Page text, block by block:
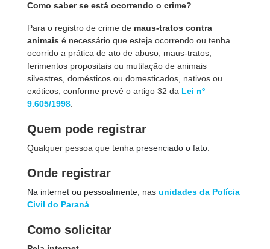
Como saber se está ocorrendo o crime?
Para o registro de crime de maus-tratos contra
animais é necessário que esteja ocorrendo ou tenha
ocorrido a prática de ato de abuso, maus-tratos,
ferimentos propositais ou mutilação de animais
silvestres, domésticos ou domesticados, nativos ou
exóticos, conforme prevê o artigo 32 da Lei nº
9.605/1998
Quem pode registrar
Qualquer pessoa que tenha presenciado o fato.
Onde registrar
Na internet ou pessoalmente, nas unidades da Polícia
Civil do Paraná
Como solicitar